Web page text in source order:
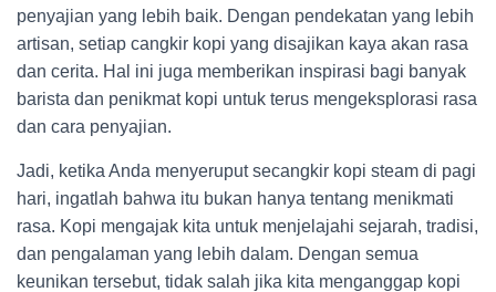
penyajian yang lebih baik. Dengan pendekatan yang lebih
artisan, setiap cangkir kopi yang disajikan kaya akan rasa
dan cerita. Hal ini juga memberikan inspirasi bagi banyak
barista dan penikmat kopi untuk terus mengeksplorasi rasa
dan cara penyajian.
Jadi, ketika Anda menyeruput secangkir kopi steam di pagi
hari, ingatlah bahwa itu bukan hanya tentang menikmati
rasa. Kopi mengajak kita untuk menjelajahi sejarah, tradisi,
dan pengalaman yang lebih dalam. Dengan semua
keunikan tersebut, tidak salah jika kita menganggap kopi